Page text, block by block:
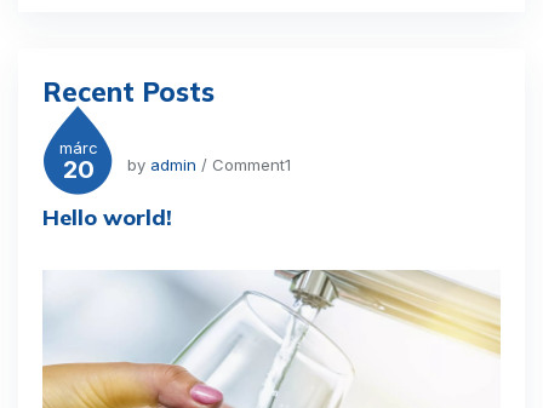
Recent Posts
márc
20 by admin / Comment1
Hello world!